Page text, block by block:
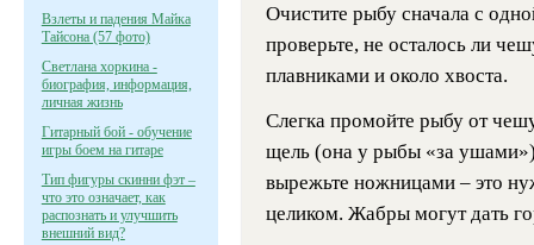
Взлеты и падения Майка
Тайсона (57 фото)
Светлана хоркина -
биография, информация,
личная жизнь
Гитарный бой - обучение
игры боем на гитаре
Тип фигуры скинни фэт –
что это означает, как
распознать и улучшить
внешний вид?
Очистите рыбу сначала с
проверьте, не осталось ли
плавниками и около хвоста.
Слегка промойте рыбу от
щель (она у рыбы «за
вырежьте ножницами – это
целиком. Жабры могут дать